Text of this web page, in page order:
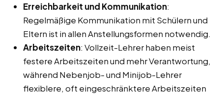
Erreichbarkeit und Kommunikation:
Regelmäßige Kommunikation mit Schülern und
Eltern ist in allen Anstellungsformen notwendig.
Arbeitszeiten: Vollzeit-Lehrer haben meist
festere Arbeitszeiten und mehr Verantwortung,
während Nebenjob- und Minijob-Lehrer
flexiblere, oft eingeschränktere Arbeitszeiten